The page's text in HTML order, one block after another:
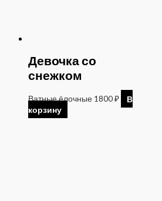
Девочка со
снежком
Ватные ёлочные 1800₽
В
корзину